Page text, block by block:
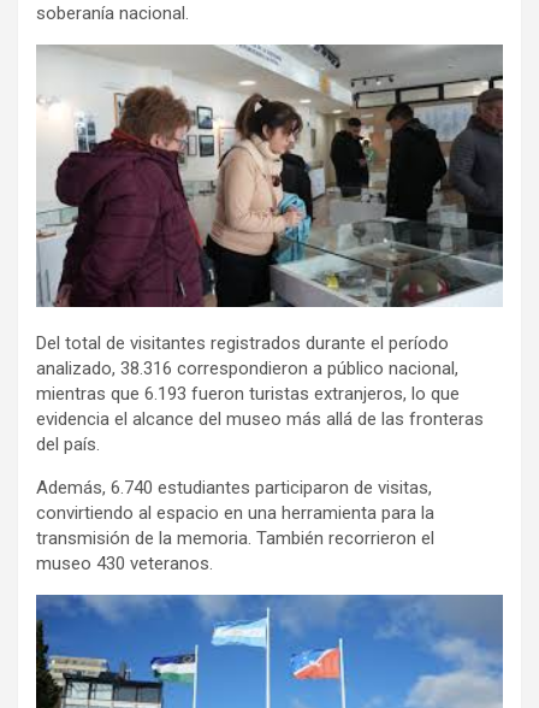
soberanía nacional.
Del total de visitantes registrados durante el período
analizado, 38.316 correspondieron a público nacional,
mientras que 6.193 fueron turistas extranjeros, lo que
evidencia el alcance del museo más allá de las fronteras
del país.
Además, 6.740 estudiantes participaron de visitas,
convirtiendo al espacio en una herramienta para la
transmisión de la memoria. También recorrieron el
museo 430 veteranos.